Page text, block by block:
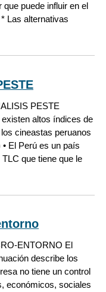
puede influir en el
Las alternativas
PESTE
altos índices de
cineastas peruanos
El Perú es un país
que tiene que le
ENTORNO El
describe los
no tiene un control
económicos, sociales